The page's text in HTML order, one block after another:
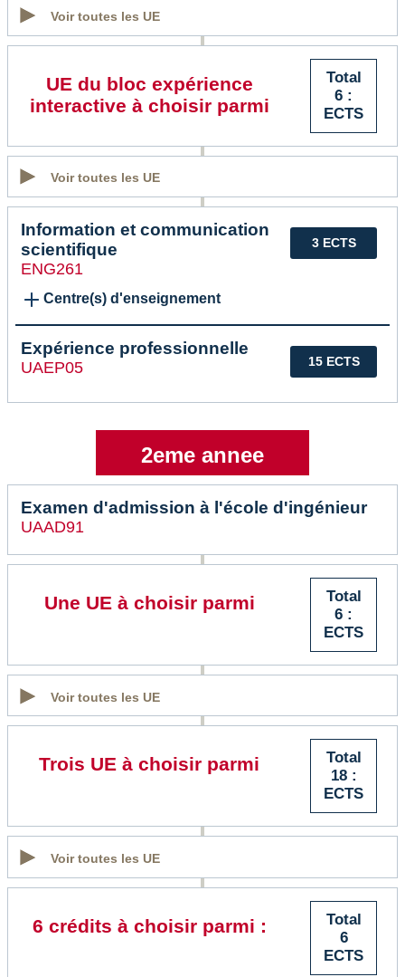
Voir toutes les UE
Total
6 :
ECTS
UE du bloc expérience
interactive à choisir parmi
Voir toutes les UE
3 ECTS
Information et communication
scientifique
ENG261
Centre(s) d'enseignement
15 ECTS
Expérience professionnelle
UAEP05
2eme annee
Examen d'admission à l'école d'ingénieur
UAAD91
Total
6 :
ECTS
Une UE à choisir parmi
Voir toutes les UE
Total
18 :
ECTS
Trois UE à choisir parmi
Voir toutes les UE
Total
6
ECTS
6 crédits à choisir parmi :